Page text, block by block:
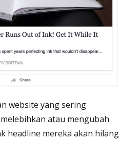
website yang sering
atau mengubah
headline mereka akan hilang